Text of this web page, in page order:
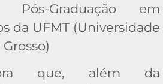
Pós-Graduação em
da UFMT (Universidade
que, além da